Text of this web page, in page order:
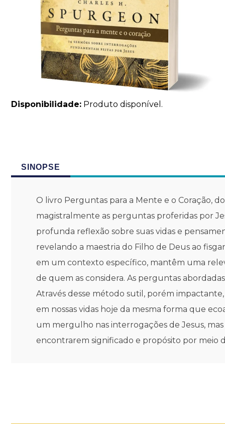
Disponibilidade: Produto disponível.
SINOPSE
O livro Perguntas para a Mente e o Coração,
magistralmente as perguntas proferidas por
profunda reflexão sobre suas vidas e
revelando a maestria do Filho de Deus ao
em um contexto específico, mantêm uma
de quem as considera. As perguntas
Através desse método sutil, porém
em nossas vidas hoje da mesma forma que
um mergulho nas interrogações de Jesus,
encontrarem significado e propósito por meio